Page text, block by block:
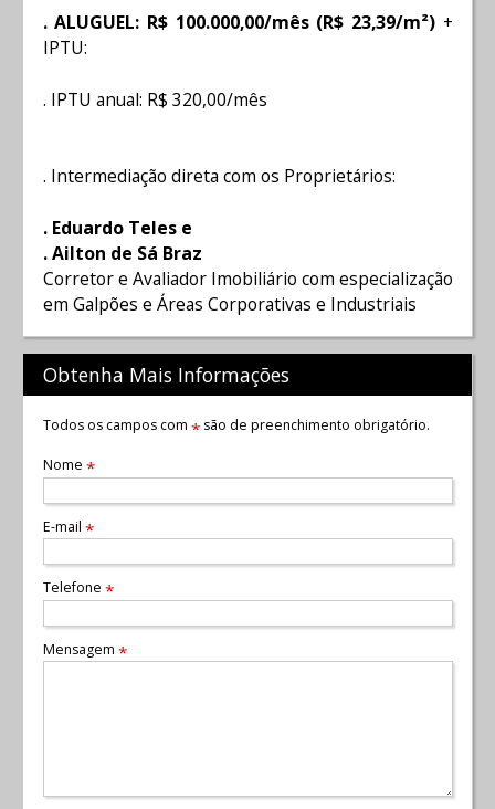
. ALUGUEL: R$ 100.000,00/mês (R$ 23,39/m²) +
IPTU:
. IPTU anual: R$ 320,00/mês
. Intermediação direta com os Proprietários:
. Eduardo Teles e
. Ailton de Sá Braz
Corretor e Avaliador Imobiliário com especialização
em Galpões e Áreas Corporativas e Industriais
Obtenha Mais Informações
Todos os campos com *são de preenchimento obrigatório.
Nome *
E-mail *
Telefone *
Mensagem *